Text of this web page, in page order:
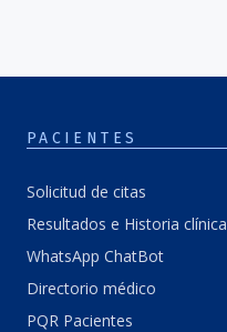
PACIENTES
Solicitud de citas
Resultados e Historia clínica
WhatsApp ChatBot
Directorio médico
PQR Pacientes